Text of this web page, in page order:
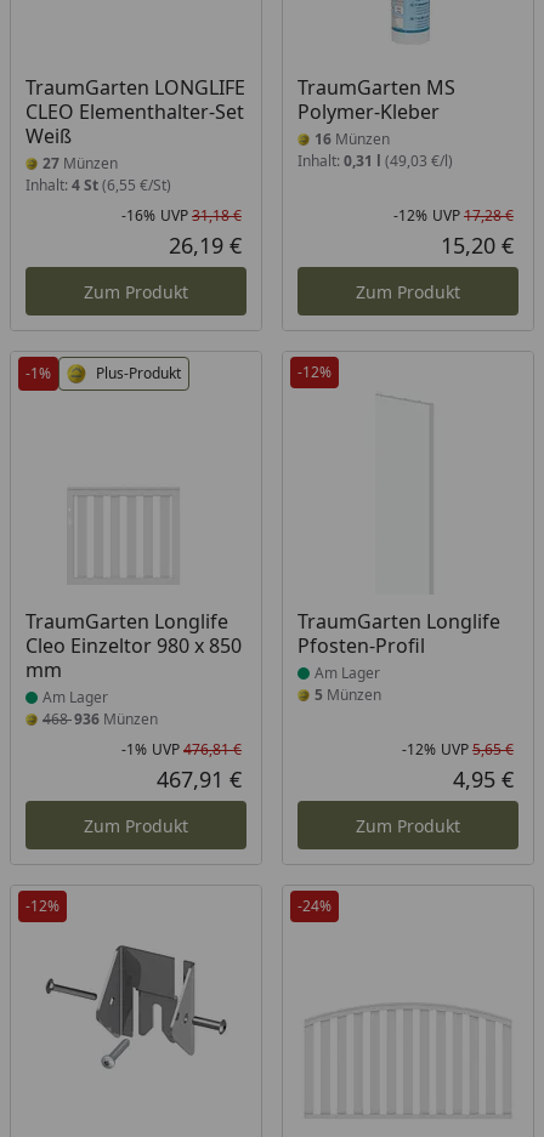
TraumGarten LONGLIFE
CLEO Elementhalter-Set
Weiß
27 Münzen
Inhalt: 4 St(6,55 €/St)
Rabatt in Prozent
-16%
Ursprünglicher Preis
UVP31,18 €
Aktueller Preis
26,19 €
Zum Produkt
TraumGarten MS
Polymer-Kleber
16Münzen
Inhalt: 0,31 l (49,03 €/l)
-12% UVP17,28 €
15,20 €
Zum Produkt
-1% Plus-Produkt
TraumGarten Longlife
Cleo Einzeltor 980 x 850
mm
Produkt am Lager
Am Lager
468936 Münzen
Rabatt in Prozent
-1%
Ursprünglicher Preis
UVP476,81 €
Aktueller Preis
467,91 €
Zum Produkt
-12%
TraumGarten Longlife
Pfosten-Profil
Produkt am Lager
Am Lager
5 Münzen
-12% UVP5,65 €
4,95 €
Zum Produkt
-12% -24%